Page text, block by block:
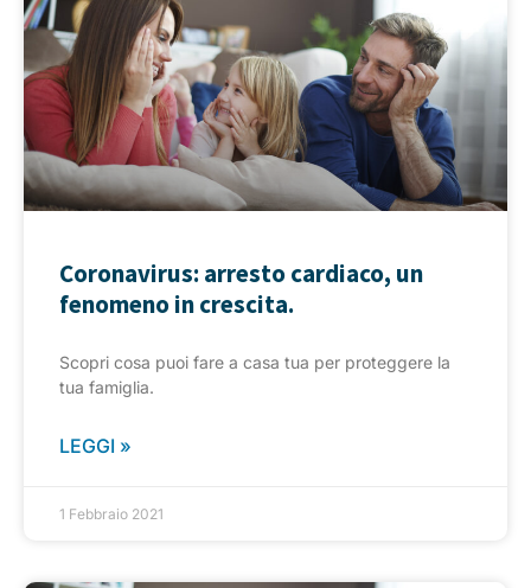
Coronavirus: arresto cardiaco, un
fenomeno in crescita.
Scopri cosa puoi fare a casa tua per proteggere la
tua famiglia.
LEGGI »
1 Febbraio 2021